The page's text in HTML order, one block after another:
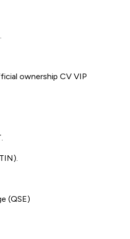
ownership CV VIP
(QSE)